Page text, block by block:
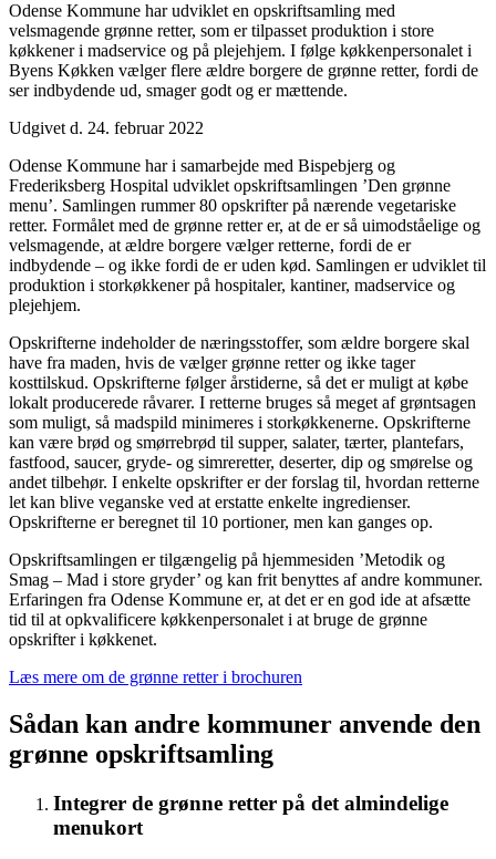
Odense Kommune har udviklet en opskriftsamling med
velsmagende grønne retter, som er tilpasset produktion i store
køkkener i madservice og på plejehjem. I følge køkkenpersonalet i
Byens Køkken vælger flere ældre borgere de grønne retter, fordi de
ser indbydende ud, smager godt og er mættende.
Udgivet d. 24. februar 2022
Odense Kommune har i samarbejde med Bispebjerg og
Frederiksberg Hospital udviklet opskriftsamlingen ’Den grønne
menu’. Samlingen rummer 80 opskrifter på nærende vegetariske
retter. Formålet med de grønne retter er, at de er så uimodståelige og
velsmagende, at ældre borgere vælger retterne, fordi de er
indbydende – og ikke fordi de er uden kød. Samlingen er udviklet til
produktion i storkøkkener på hospitaler, kantiner, madservice og
plejehjem.
Opskrifterne indeholder de næringsstoffer, som ældre borgere skal
have fra maden, hvis de vælger grønne retter og ikke tager
kosttilskud. Opskrifterne følger årstiderne, så det er muligt at købe
lokalt producerede råvarer. I retterne bruges så meget af grøntsagen
som muligt, så madspild minimeres i storkøkkenerne. Opskrifterne
kan være brød og smørrebrød til supper, salater, tærter, plantefars,
fastfood, saucer, gryde- og simreretter, deserter, dip og smørelse og
andet tilbehør. I enkelte opskrifter er der forslag til, hvordan retterne
let kan blive veganske ved at erstatte enkelte ingredienser.
Opskrifterne er beregnet til 10 portioner, men kan ganges op.
Opskriftsamlingen er tilgængelig på hjemmesiden ’Metodik og
Smag – Mad i store gryder’ og kan frit benyttes af andre kommuner.
Erfaringen fra Odense Kommune er, at det er en god ide at afsætte
tid til at opkvalificere køkkenpersonalet i at bruge de grønne
opskrifter i køkkenet.
Læs mere om de grønne retter i brochuren
Sådan kan andre kommuner anvende den
grønne opskriftsamling
Integrer de grønne retter på det almindelige
menukort